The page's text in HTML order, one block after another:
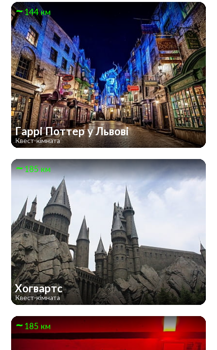
144 км
Гаррі Поттер у Львові
Квест-кімната
185 км
Хогвартс
Квест-кімната
185 км